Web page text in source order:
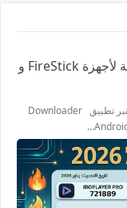
قائمة 2026 Downloader Codes المحدثة لأجهزة FireStick و
مرحباً بكم زوارنا الكرام في مدونة لعروبي تيكنو 🌐 . يعتبر تطبيق Downloader